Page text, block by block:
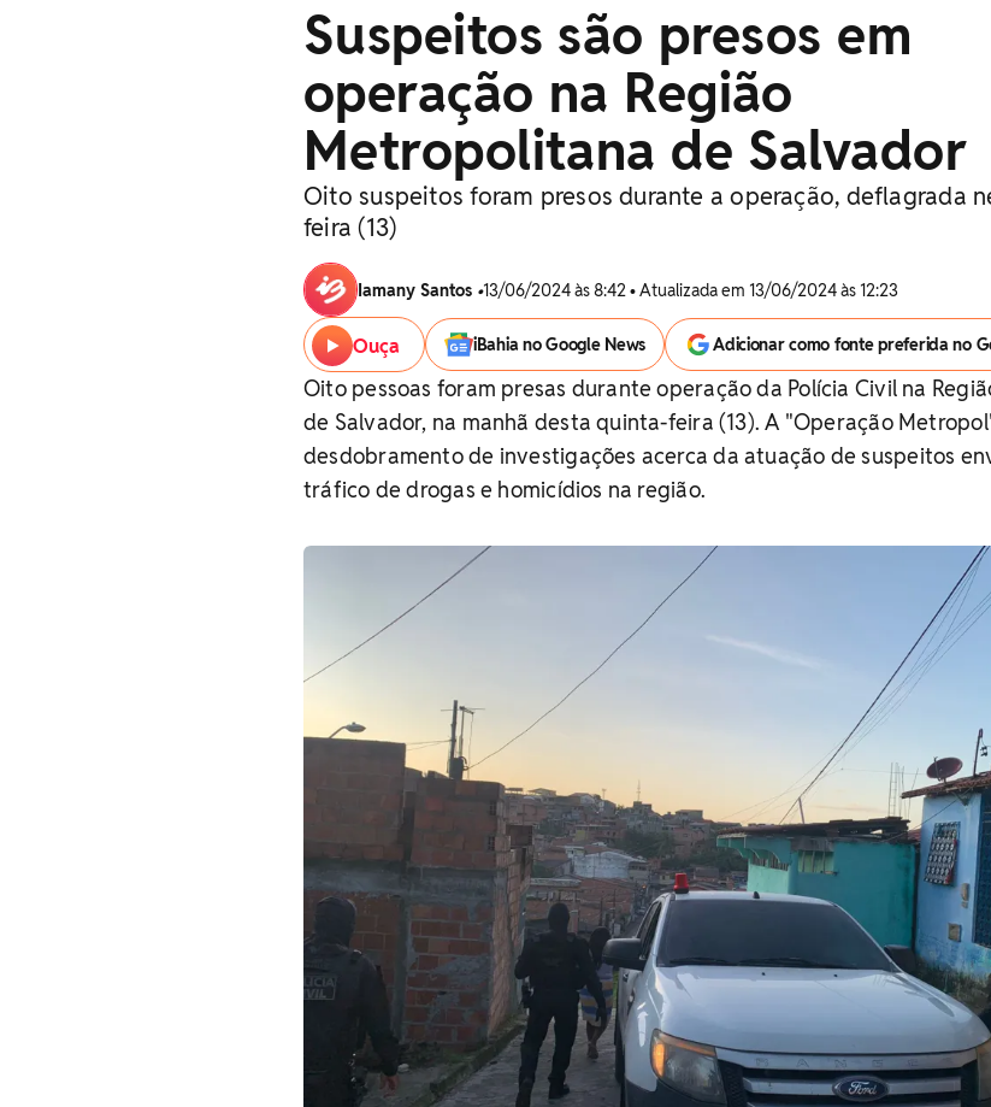
Suspeitos são presos em
operação na Região
Metropolitana de Salvador
Oito suspeitos foram presos durante a operação, deflagrada
feira (13)
Iamany Santos •13/06/2024 às 8:42 • Atualizada em 13/06/2024 às 12:23
Ouça iBahia no Google News Adicionar como fonte preferida no
Oito pessoas foram presas durante operação da Polícia Civil na
de Salvador, na manhã desta quinta-feira (13). A "Operação
desdobramento de investigações acerca da atuação de suspeitos
tráfico de drogas e homicídios na região.